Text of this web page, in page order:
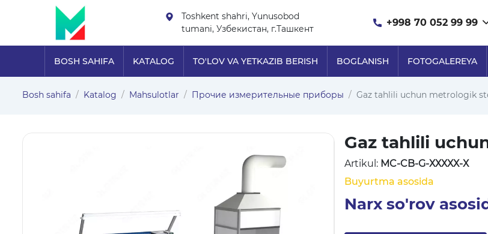
Toshkent shahri, Yunusobod
tumani, Узбекистан, г.Ташкент
+998 70 052 99 99
BOSH SAHIFA KATALOG TO'LOV VA YETKAZIB BERISH BOG`LANISH FOTOGALEREYA
Bosh sahifa Katalog Mahsulotlar Прочие измерительные приборы Gaz tahlili uchun metrologik
Gaz tahlili
Artikul: MC-CB-G-ХХХХХ-Х
Buyurtma asosida
Narx so'rov